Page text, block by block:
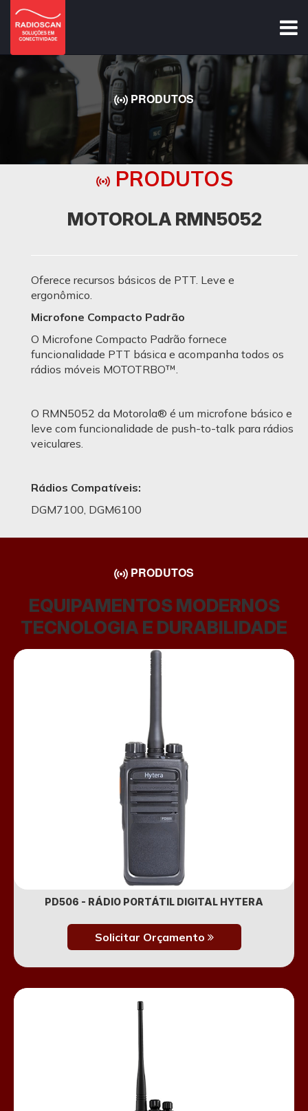
PRODUTOS
PRODUTOS
MOTOROLA RMN5052
Oferece recursos básicos de PTT. Leve e
ergonômico.
Microfone Compacto Padrão
O Microfone Compacto Padrão fornece
funcionalidade PTT básica e acompanha todos os
rádios móveis MOTOTRBO™.
O RMN5052 da Motorola® é um microfone básico e
leve com funcionalidade de push-to-talk para rádios
veiculares.
Rádios Compatíveis:
DGM7100, DGM6100
PRODUTOS
EQUIPAMENTOS MODERNOS
TECNOLOGIA E DURABILIDADE
PD506 - RÁDIO PORTÁTIL DIGITAL HYTERA
Solicitar Orçamento